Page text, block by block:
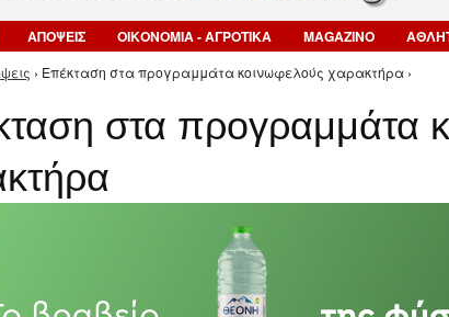
ΑΠΟΨΕΙΣ ΟΙΚΟΝΟΜΙΑ - ΑΓΡΟΤΙΚΑ MAGAZINO
› Επέκταση στα προγραμμάτα κοινωφελούς χαρακτήρα ›
στα προγραμμάτα